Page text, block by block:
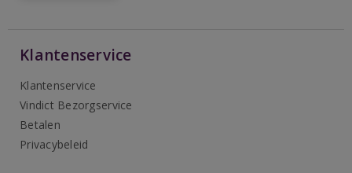
Klantenservice
Klantenservice
Vindict Bezorgservice
Betalen
Privacybeleid